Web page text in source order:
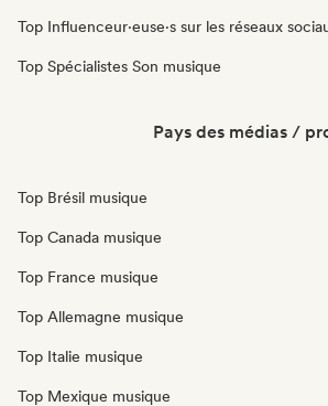
Top Influenceur·euse·s sur les réseaux
Top Spécialistes Son musique
Pays des médias /
Top Brésil musique
Top Canada musique
Top France musique
Top Allemagne musique
Top Italie musique
Top Mexique musique